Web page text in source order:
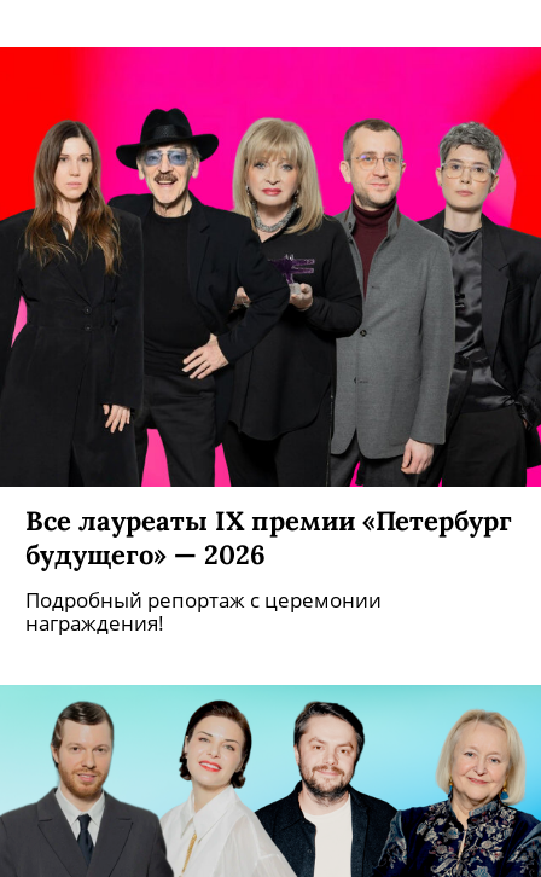
Все лауреаты IX премии «Петербург
будущего» — 2026
Подробный репортаж с церемонии
награждения!